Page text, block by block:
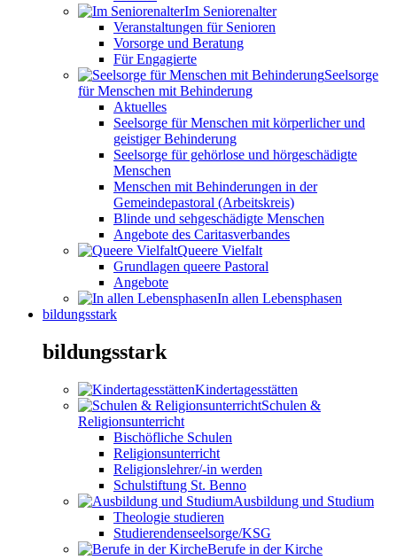
Im Seniorenalter
Veranstaltungen für Senioren
Vorsorge und Beratung
Für Engagierte
Seelsorge
für Menschen mit Behinderung
Aktuelles
Seelsorge für Menschen mit körperlicher und
geistiger Behinderung
Seelsorge für gehörlose und hörgeschädigte
Menschen
Menschen mit Behinderungen in der
Gemeindepastoral (Arbeitskreis)
Blinde und sehgeschädigte Menschen
Angebote des Caritasverbandes
Queere Vielfalt
Grundlagen queere Pastoral
Angebote
In allen Lebensphasen
bildungsstark
bildungsstark
Kindertagesstätten
Schulen &
Religionsunterricht
Bischöfliche Schulen
Religionsunterricht
Religionslehrer/-in werden
Schulstiftung St. Benno
Ausbildung und Studium
Theologie studieren
Studierendenseelsorge/KSG
Berufe in der Kirche